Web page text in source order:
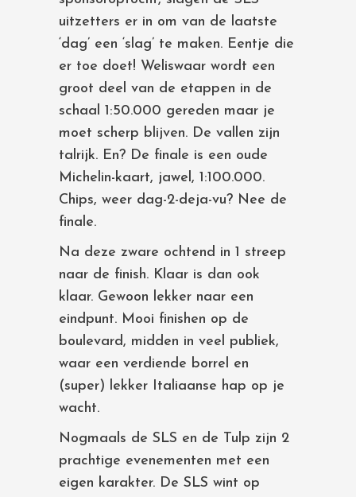
uitzetters er in om van de laatste
‘dag’ een ‘slag’ te maken. Eentje die
er toe doet! Weliswaar wordt een
groot deel van de etappen in de
schaal 1:50.000 gereden maar je
moet scherp blijven. De vallen zijn
talrijk. En? De finale is een oude
Michelin-kaart, jawel, 1:100.000.
Chips, weer dag-2-deja-vu? Nee de
finale.
Na deze zware ochtend in 1 streep
naar de finish. Klaar is dan ook
klaar. Gewoon lekker naar een
eindpunt. Mooi finishen op de
boulevard, midden in veel publiek,
waar een verdiende borrel en
(super) lekker Italiaanse hap op je
wacht.
Nogmaals de SLS en de Tulp zijn 2
prachtige evenementen met een
eigen karakter. De SLS wint op